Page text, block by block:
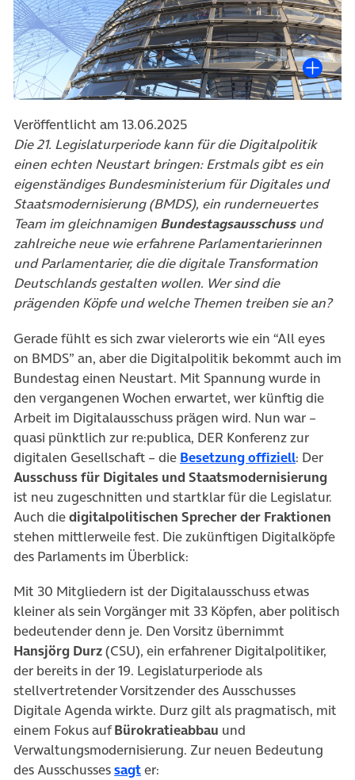
Veröffentlicht am 13.06.2025
Die 21. Legislaturperiode kann für die Digitalpolitik
einen echten Neustart bringen: Erstmals gibt es ein
eigenständiges Bundesministerium für Digitales und
Staatsmodernisierung (BMDS), ein runderneuertes
Team im gleichnamigen Bundestagsausschussund
zahlreiche neue wie erfahrene Parlamentarierinnen
und Parlamentarier, die die digitale Transformation
Deutschlands gestalten wollen. Wer sind die
prägenden Köpfe und welche Themen treiben sie an?
Gerade fühlt es sich zwar vielerorts wie ein “All eyes
on BMDS” an, aber die Digitalpolitik bekommt auch im
Bundestag einen Neustart. Mit Spannung wurde in
den vergangenen Wochen erwartet, wer künftig die
Arbeit im Digitalausschuss prägen wird. Nun war –
quasi pünktlich zur re:publica, DER Konferenz zur
digitalen Gesellschaft – die Besetzung offiziell(öffnet in
: Der
Ausschuss für Digitales und Staatsmodernisierung
ist neu zugeschnitten und startklar für die Legislatur.
Auch diedigitalpolitischen Sprecher der Fraktionen
stehen mittlerweile fest. Die zukünftigen Digitalköpfe
des Parlaments im Überblick:
Mit 30 Mitgliedern ist der Digitalausschuss etwas
kleiner als sein Vorgänger mit 33 Köpfen, aber politisch
bedeutender denn je. Den Vorsitz übernimmt
Hansjörg Durz(CSU), ein erfahrener Digitalpolitiker,
der bereits in der 19. Legislaturperiode als
stellvertretender Vorsitzender des Ausschusses
Digitale Agenda wirkte. Durz gilt als pragmatisch, mit
einem Fokus aufBürokratieabbau und
Verwaltungsmodernisierung. Zur neuen Bedeutung
des Ausschussessagt(öffnet in neuem Tab)
er: